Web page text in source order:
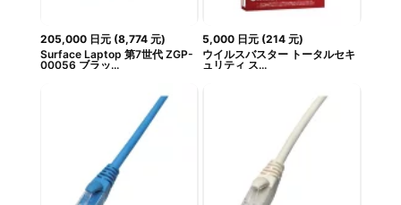
205,000 日元(8,774 元)
Surface Laptop 第7世代 ZGP-
00056 ブラッ...
5,000 日元 (214 元)
ウイルスバスター トータルセキ
ュリティ ス...